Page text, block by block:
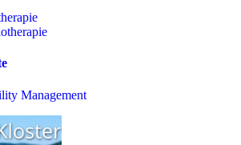
Management